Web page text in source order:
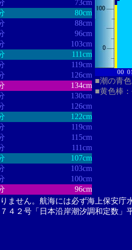
73cm
80cm
88cm
96cm
103cm
111cm
119cm
126cm
134cm
130cm
126cm
122cm
119cm
115cm
111cm
107cm
103cm
100cm
96cm
00
■潮の青色
■黄色棒
ません。航海には必ず海上保安庁
４２号「日本沿岸潮汐調和定数」